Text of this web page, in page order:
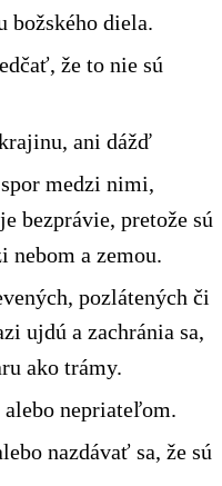
božského diela.
že to nie sú
ani dážď
medzi nimi,
bezprávie, pretože sú
nebom a zemou.
pozlátených či
ujdú a zachránia sa,
ako trámy.
nepriateľom.
nazdávať sa, že sú